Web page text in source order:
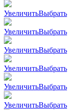
УвеличитьВыбрать
УвеличитьВыбрать
УвеличитьВыбрать
УвеличитьВыбрать
УвеличитьВыбрать
УвеличитьВыбрать